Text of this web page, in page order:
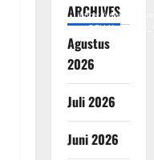
https://
ARCHIVES
Agustus
2026
Juli 2026
Juni 2026